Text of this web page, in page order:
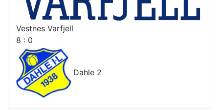
Vestnes Varfjell
8 : 0
Dahle 2